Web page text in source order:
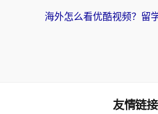
友情链接